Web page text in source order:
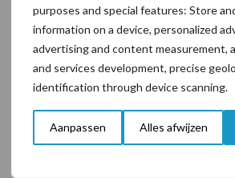
purposes and special features: Store
information on a device, personalized
advertising and content measurement,
and services development, precise
identification through device scanning.
Aanpassen Alles afwijzen
Primaire
Sidebar
Recent nieuws
7 aug
Toon meer